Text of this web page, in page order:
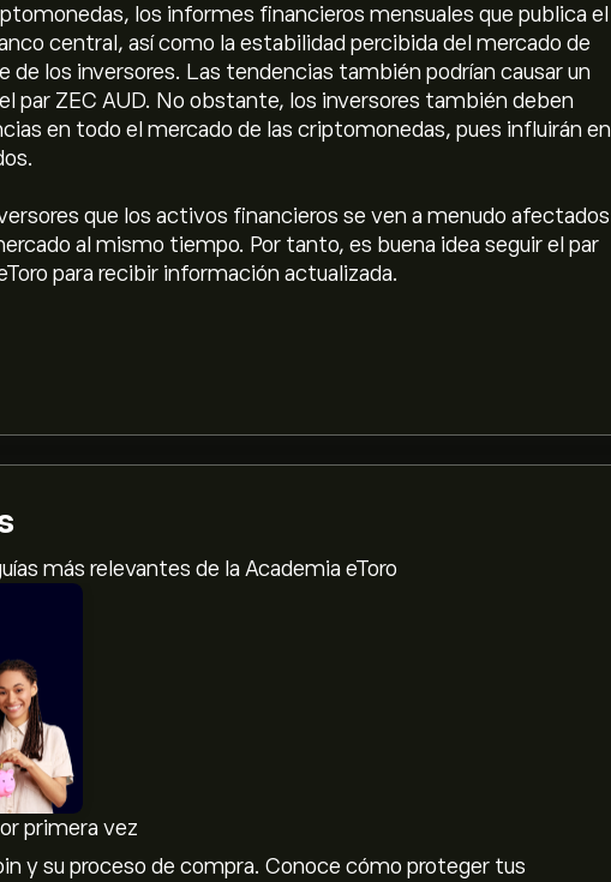
los informes financieros mensuales que publica el
central, así como la estabilidad percibida del mercado de
de los inversores. Las tendencias también podrían causar un
par ZEC AUD. No obstante, los inversores también deben
en todo el mercado de las criptomonedas, pues influirán en
que los activos financieros se ven a menudo afectados
al mismo tiempo. Por tanto, es buena idea seguir el par
para recibir información actualizada.
más relevantes de la Academia eToro
primera vez
y su proceso de compra. Conoce cómo proteger tus